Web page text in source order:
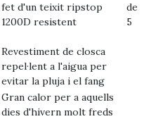
fet d'un teixit ripstop
1200D resistent
Revestiment de closca
repel·lent a l'aigua per
evitar la pluja i el fang
de
5
Gran calor per a aquells
dies d'hivern molt freds